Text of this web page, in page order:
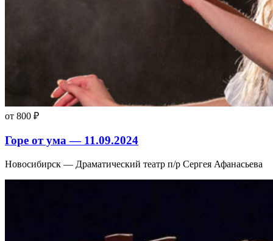
от 800 ₽
Горе от ума — 11.09.2024
Новосибирск — Драматический театр п/р Сергея Афанасьева